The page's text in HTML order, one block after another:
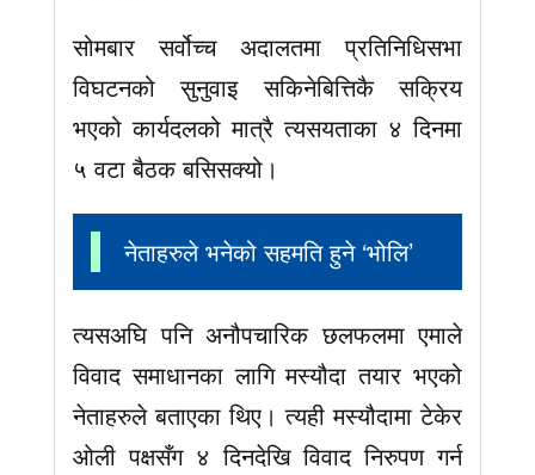
सोमबार सर्वोच्च अदालतमा प्रतिनिधिसभा
विघटनको सुनुवाइ सकिनेबित्तिकै सक्रिय
भएको कार्यदलको मात्रै त्यसयताका ४ दिनमा
५ वटा बैठक बसिसक्यो।
नेताहरुले भनेको सहमति हुने ‘भोलि’
त्यसअघि पनि अनौपचारिक छलफलमा एमाले
विवाद समाधानका लागि मस्यौदा तयार भएको
नेताहरुले बताएका थिए। त्यही मस्यौदामा टेकेर
ओली पक्षसँग ४ दिनदेखि विवाद निरुपण गर्न